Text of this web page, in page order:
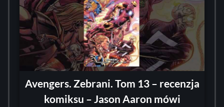
Avengers. Zebrani. Tom 13 – recenzja
komiksu – Jason Aaron mówi